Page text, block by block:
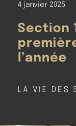
4 janvier 2025
Section
l’année
LA VIE DES